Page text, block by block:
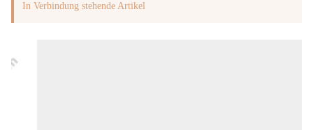
In Verbindung stehende Artikel